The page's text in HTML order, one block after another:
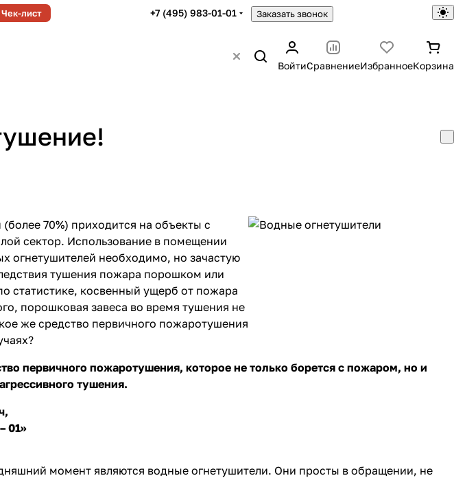
Чек-лист +7 (495) 983-01-01 Заказать звонок
ВойтиСравнениеИзбранноеКорзина
70%) приходится на объекты с
сектор. Использование в помещении
огнетушителей необходимо, но зачастую
тушения пожара порошком или
статистике, косвенный ущерб от пожара
порошковая завеса во время тушения не
же средство первичного пожаротушения
первичного пожаротушения, которое не только борется с пожаром, но и
тушения.
01»
момент являются водные огнетушители. Они просты в обращении, не